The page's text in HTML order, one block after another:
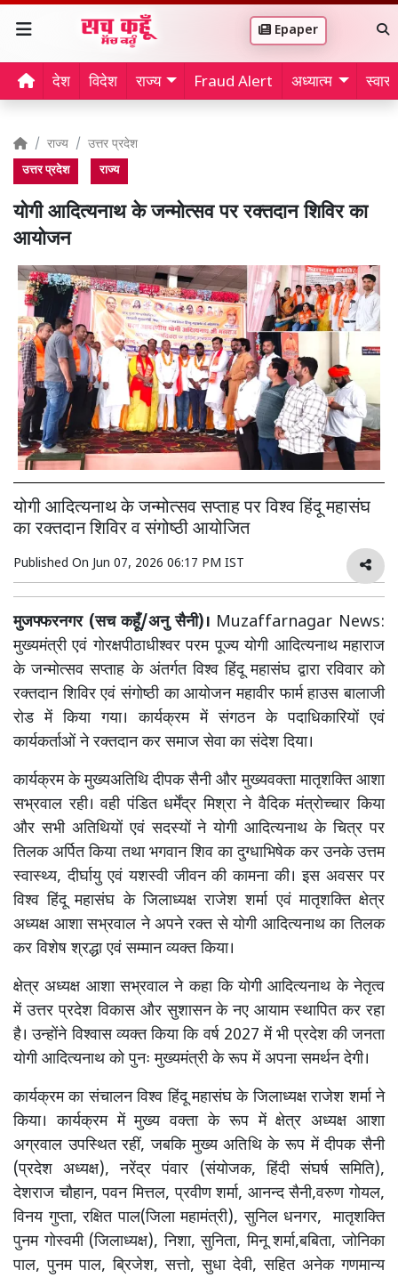
Epaper
देश विदेश राज्य Fraud Alert अध्यात्म
राज्य उत्तर प्रदेश
उत्तर प्रदेश राज्य
योगी आदित्यनाथ के जन्मोत्सव पर रक्तदान शिविर का
आयोजन
योगी आदित्यनाथ के जन्मोत्सव सप्ताह पर विश्व हिंदू महासंघ
का रक्तदान शिविर व संगोष्ठी आयोजित
Published On Jun 07, 2026 06:17 PM IST
मुजफ्फरनगर (सच कहूँ/अनु सैनी)। Muzaffarnagar News:
मुख्यमंत्री एवं गोरक्षपीठाधीश्वर परम पूज्य योगी आदित्यनाथ महाराज
के जन्मोत्सव सप्ताह के अंतर्गत विश्व हिंदू महासंघ द्वारा रविवार को
रक्तदान शिविर एवं संगोष्ठी का आयोजन महावीर फार्म हाउस बालाजी
रोड में किया गया। कार्यक्रम में संगठन के पदाधिकारियों एवं
कार्यकर्ताओं ने रक्तदान कर समाज सेवा का संदेश दिया।
कार्यक्रम के मुख्यअतिथि दीपक सैनी और मुख्यवक्ता मातृशक्ति आशा
सभ्रवाल रही। वही पंडित धर्मेंद्र मिश्रा ने वैदिक मंत्रोच्चार किया
और सभी अतिथियों एवं सदस्यों ने योगी आदित्यनाथ के चित्र पर
तिलक अर्पित किया तथा भगवान शिव का दुग्धाभिषेक कर उनके उत्तम
स्वास्थ्य, दीर्घायु एवं यशस्वी जीवन की कामना की। इस अवसर पर
विश्व हिंदू महासंघ के जिलाध्यक्ष राजेश शर्मा एवं मातृशक्ति क्षेत्र
अध्यक्ष आशा सभ्रवाल ने अपने रक्त से योगी आदित्यनाथ का तिलक
कर विशेष श्रद्धा एवं सम्मान व्यक्त किया।
क्षेत्र अध्यक्ष आशा सभ्रवाल ने कहा कि योगी आदित्यनाथ के नेतृत्व
में उत्तर प्रदेश विकास और सुशासन के नए आयाम स्थापित कर रहा
है। उन्होंने विश्वास व्यक्त किया कि वर्ष 2027 में भी प्रदेश की जनता
योगी आदित्यनाथ को पुनः मुख्यमंत्री के रूप में अपना समर्थन देगी।
कार्यक्रम का संचालन विश्व हिंदू महासंघ के जिलाध्यक्ष राजेश शर्मा ने
किया। कार्यक्रम में मुख्य वक्ता के रूप में क्षेत्र अध्यक्ष आशा
अग्रवाल उपस्थित रहीं, जबकि मुख्य अतिथि के रूप में दीपक सैनी
(प्रदेश अध्यक्ष), नरेंद्र पंवार (संयोजक, हिंदी संघर्ष समिति),
देशराज चौहान, पवन मित्तल, प्रवीण शर्मा, आनन्द सैनी,वरुण गोयल,
विनय गुप्ता, रक्षित पाल(जिला महामंत्री), सुनिल धनगर, मातृशक्ति
पुनम गोस्वमी (जिलाध्यक्ष), निशा, सुनिता, मिनू शर्मा,बबिता, जोनिका
पाल, पुनम पाल, ब्रिजेश, सत्तो, सुधा देवी, सहित अनेक गणमान्य